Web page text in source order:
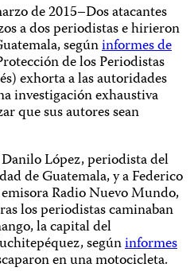
de 2015–Dos atacantes
a dos periodistas e hirieron
segúninformes de
de los Periodistas
exhorta a las autoridades
investigación exhaustiva
que sus autores sean
López, periodista del
de Guatemala, y a Federico
Radio Nuevo Mundo,
los periodistas caminaban
la capital del
segúninformes
en una motocicleta.